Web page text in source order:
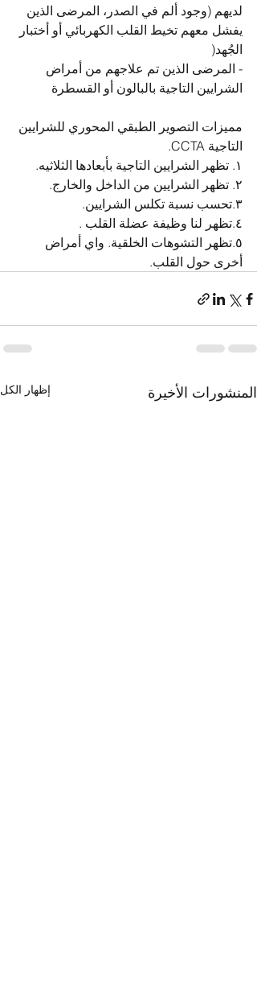
لديهم (وجود ألم في الصدر، المرضى الذين
يفشل معهم تخيط القلب الكهربائي أو أختبار
الجُهد(
- المرضى الذين تم علاجهم من أمراض
الشرايين التاجية بالبالون أو القسطرة
مميزات التصوير الطبقي المحوري للشرايين
التاجية CCTA.
١. تظهر الشرايين التاجية بأبعادها الثلاثيه.
٢. تظهر الشرايين من الداخل والخارج.
٣.تحسب نسبة تكلس الشرايين.
٤.تظهر لنا وظيفة عضلة القلب .
٥.تظهر التشوهات الخلقية. واي أمراض
أخرى حول القلب.
المنشورات الأخيرة إظهار الكل